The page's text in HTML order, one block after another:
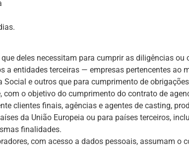
deles necessitam para cumprir as diligências
entidades terceiras — empresas pertencentes ao
e outros que para cumprimento de obrigações
com o objetivo do cumprimento do contrato de
clientes finais, agências e agentes de casting,
da União Europeia ou para países terceiros,
finalidades.
com acesso a dados pessoais, assumam